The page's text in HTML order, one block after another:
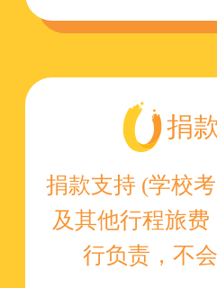
捐
捐款支持 (学校
及其他行程旅费
行负责，不